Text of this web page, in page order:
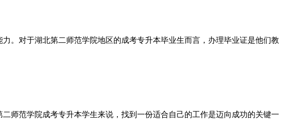
。对于湖北第二师范学院地区的成考专升本毕业生而言，办理毕业证是他们教
师范学院成考专升本学生来说，找到一份适合自己的工作是迈向成功的关键一